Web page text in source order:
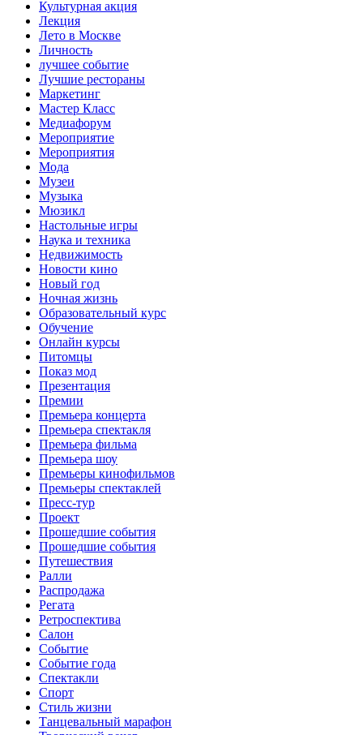
Культурная акция
Лекция
Лето в Москве
Личность
лучшее событие
Лучшие рестораны
Маркетинг
Мастер Класс
Медиафорум
Мероприятие
Мероприятия
Мода
Музеи
Музыка
Мюзикл
Настольные игры
Наука и техника
Недвижимость
Новости кино
Новый год
Ночная жизнь
Образовательный курс
Обучение
Онлайн курсы
Питомцы
Показ мод
Презентация
Премии
Премьера концерта
Премьера спектакля
Премьера фильма
Премьера шоу
Премьеры кинофильмов
Премьеры спектаклей
Пресс-тур
Проект
Прошедшие события
Прошедшие события
Путешествия
Ралли
Распродажа
Регата
Ретроспектива
Салон
Событие
Событие года
Спектакли
Спорт
Стиль жизни
Танцевальный марафон